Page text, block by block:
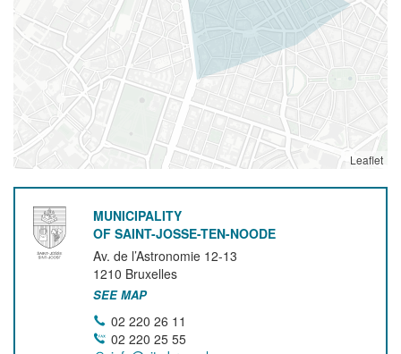
Leaflet
MUNICIPALITY
OF SAINT-JOSSE-TEN-NOODE
Av. de l’Astronomie 12-13
1210 Bruxelles
SEE MAP
02 220 26 11
02 220 25 55